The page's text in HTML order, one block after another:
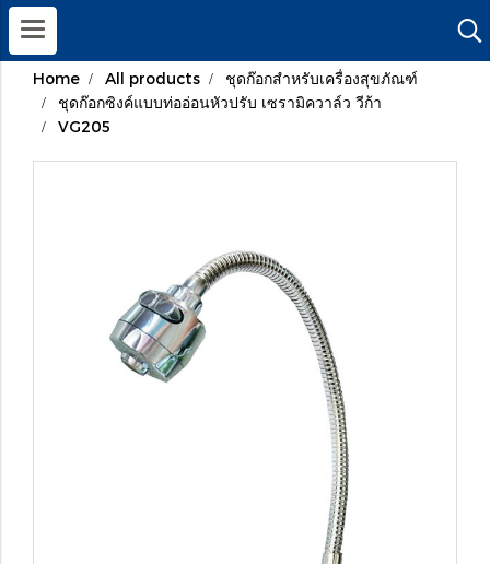
Home All products
ชุดก๊อกสำหรับเครื่องสุขภัณฑ์
ชุดก๊อกซิงค์แบบท่ออ่อนหัวปรับ เซรามิควาล์ว วีก้า
VG205